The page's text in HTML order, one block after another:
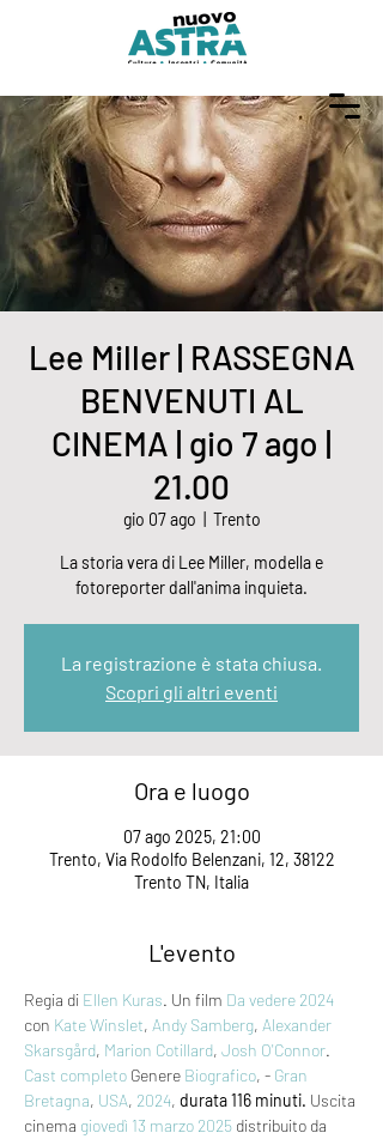
Lee Miller | RASSEGNA
BENVENUTI AL
CINEMA | gio 7 ago |
21.00
gio 07 ago Trento
La storia vera di Lee Miller, modella e
fotoreporter dall'anima inquieta.
La registrazione è stata chiusa.
Scopri gli altri eventi
Ora e luogo
07 ago 2025, 21:00
Trento, Via Rodolfo Belenzani, 12, 38122
Trento TN, Italia
L'evento
Regia di Ellen Kuras. Un film Da vedere 2024
con Kate Winslet, Andy Samberg, Alexander
Skarsgård, Marion Cotillard, Josh O'Connor.
Cast completo Genere Biografico, - Gran
Bretagna, USA, 2024, durata 116 minuti. Uscita
cinema giovedì 13 marzo 2025 distribuito da